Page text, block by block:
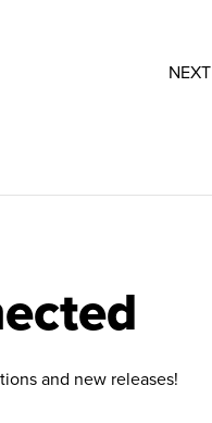
NEXT
and new releases!